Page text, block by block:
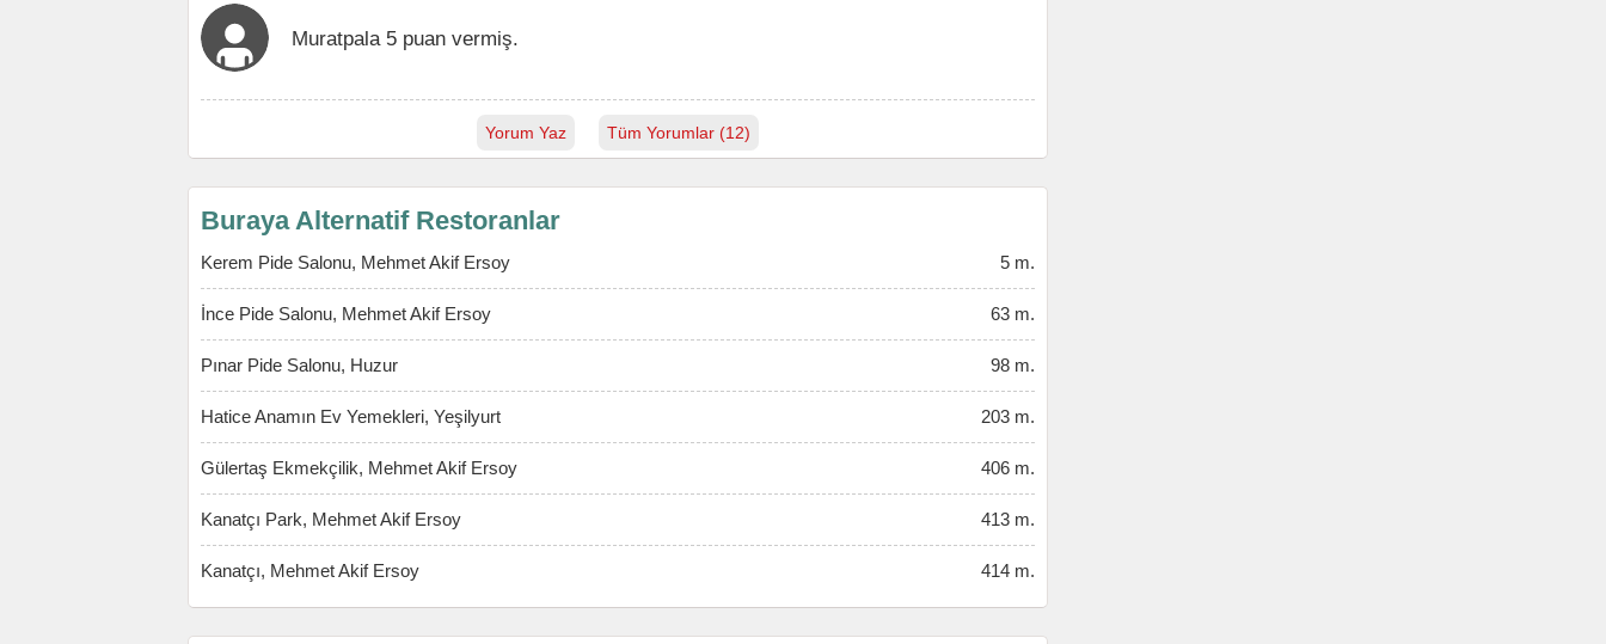
Muratpala 5 puan vermiş.
Yorum Yaz Tüm Yorumlar (12)
Buraya Alternatif Restoranlar
Kerem Pide Salonu, Mehmet Akif Ersoy 5 m.
İnce Pide Salonu, Mehmet Akif Ersoy 63 m.
Pınar Pide Salonu, Huzur 98 m.
Hatice Anamın Ev Yemekleri, Yeşilyurt 203 m.
Gülertaş Ekmekçilik, Mehmet Akif Ersoy 406 m.
Kanatçı Park, Mehmet Akif Ersoy 413 m.
Kanatçı, Mehmet Akif Ersoy 414 m.